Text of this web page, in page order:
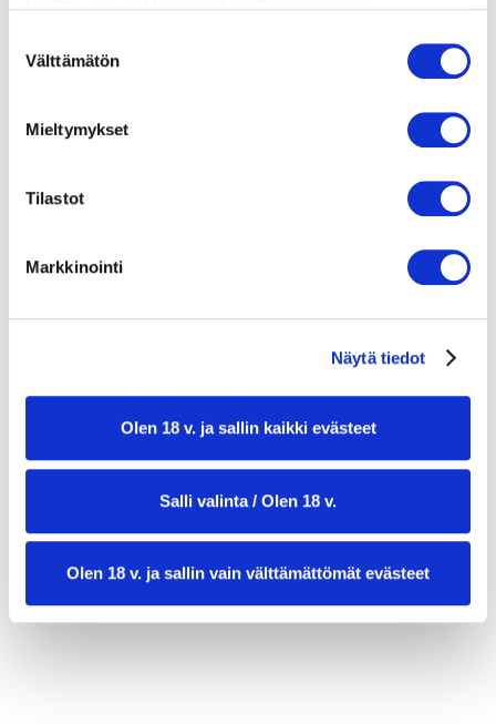
tai vanhempi. Vahvista ikäsi käyttääksesi sivustoa.
valinta
Välttämätön
Mieltymykset
Tilastot
Markkinointi
Näytä tiedot
Olen 18 v. ja sallin kaikki evästeet
Salli valinta / Olen 18 v.
Olen 18 v. ja sallin vain välttämättömät evästeet
50 g sinihomejuustoa (esim. Aura)
2 valkosipulin kynttä
suolaa ja mustapippuria maun mukaan
valmistusaika:30 min
annosmäärä:4